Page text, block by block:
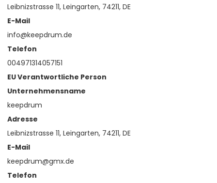
Leibnizstrasse 11, Leingarten, 74211, DE
E-Mail
info@keepdrum.de
Telefon
004971314057151
EU Verantwortliche Person
Unternehmensname
keepdrum
Adresse
Leibnizstrasse 11, Leingarten, 74211, DE
E-Mail
keepdrum@gmx.de
Telefon